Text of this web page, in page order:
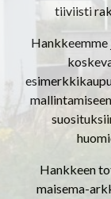
tiiviisti
Hankkeemme
Hankkeen
maisema-